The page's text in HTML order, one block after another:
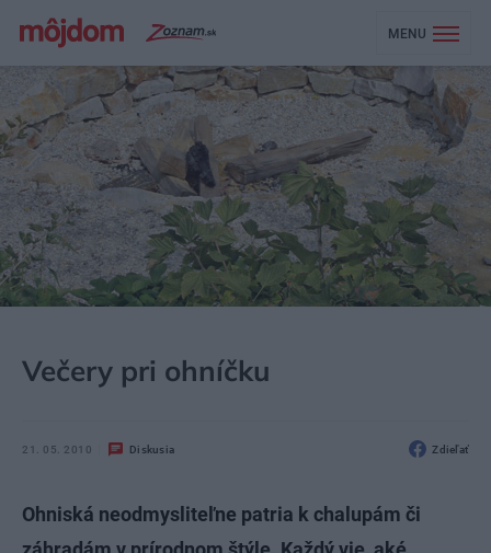
MENU
Večery pri ohníčku
21. 05. 2010 Diskusia Zdieľať
Ohniská neodmysliteľne patria k chalupám či